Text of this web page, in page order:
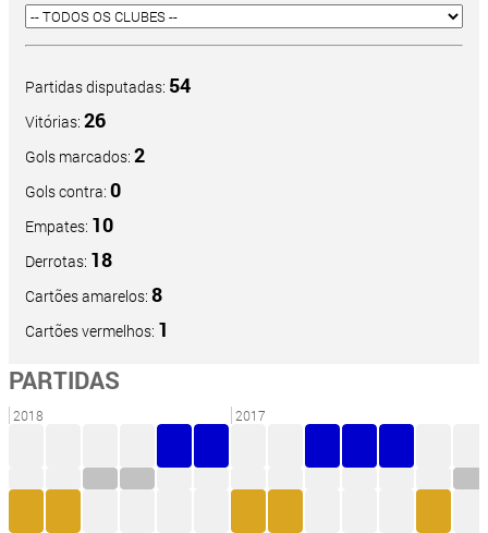
Partidas disputadas: 54
Vitórias: 26
Gols marcados: 2
Gols contra: 0
Empates: 10
Derrotas: 18
Cartões amarelos: 8
Cartões vermelhos: 1
PARTIDAS
2018 2017